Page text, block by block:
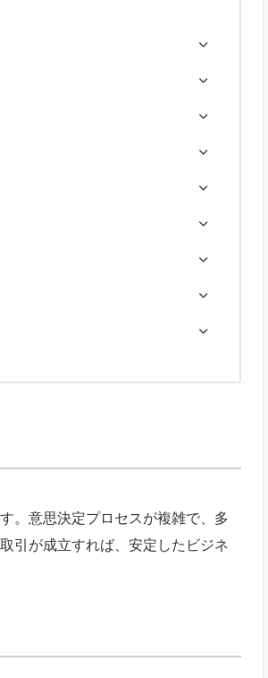
。意思決定プロセスが複雑で、多
引が成立すれば、安定したビジネ